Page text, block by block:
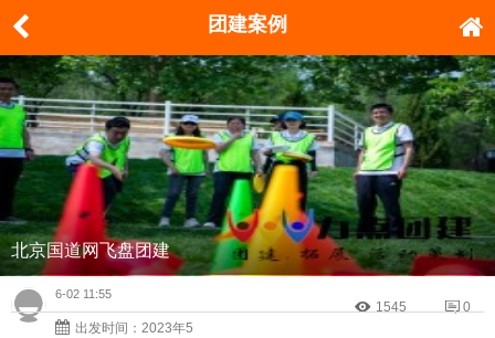
团建案例
北京国道网飞盘团建
6-02 11:55
1545
0
出发时间：2023年5